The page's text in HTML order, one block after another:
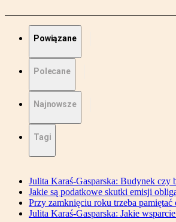
Powiązane
Polecane
Najnowsze
Tagi
Julita Karaś-Gasparska: Budynek czy
Jakie są podatkowe skutki emisji
Przy zamknięciu roku trzeba pamiętać
Julita Karaś-Gasparska: Jakie